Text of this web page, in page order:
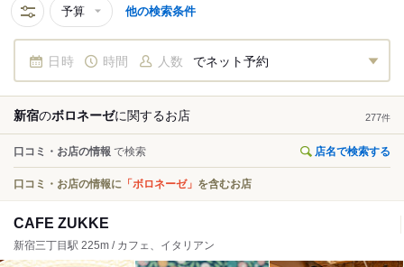
予算 他の検索条件
日時 時間 人数 でネット予約
新宿のボロネーゼに関するお店 277件
口コミ・お店の情報 で検索 店名で検索する
口コミ・お店の情報に 「ボロネーゼ」 を含むお店
CAFE ZUKKE
新宿三丁目駅 225m / カフェ、イタリアン